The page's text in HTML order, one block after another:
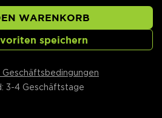
WARENKORB
speichern
Geschäftsbedingungen
3-4 Geschäftstage